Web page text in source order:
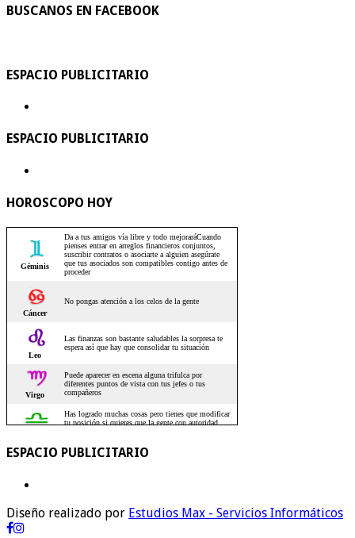
BUSCANOS EN FACEBOOK
ESPACIO PUBLICITARIO
ESPACIO PUBLICITARIO
HOROSCOPO HOY
ESPACIO PUBLICITARIO
Diseño realizado por Estudios Max - Servicios Informáticos